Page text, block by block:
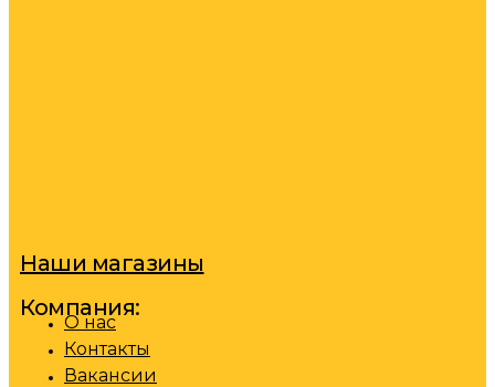
Наши магазины
Компания:
О нас
Контакты
Вакансии